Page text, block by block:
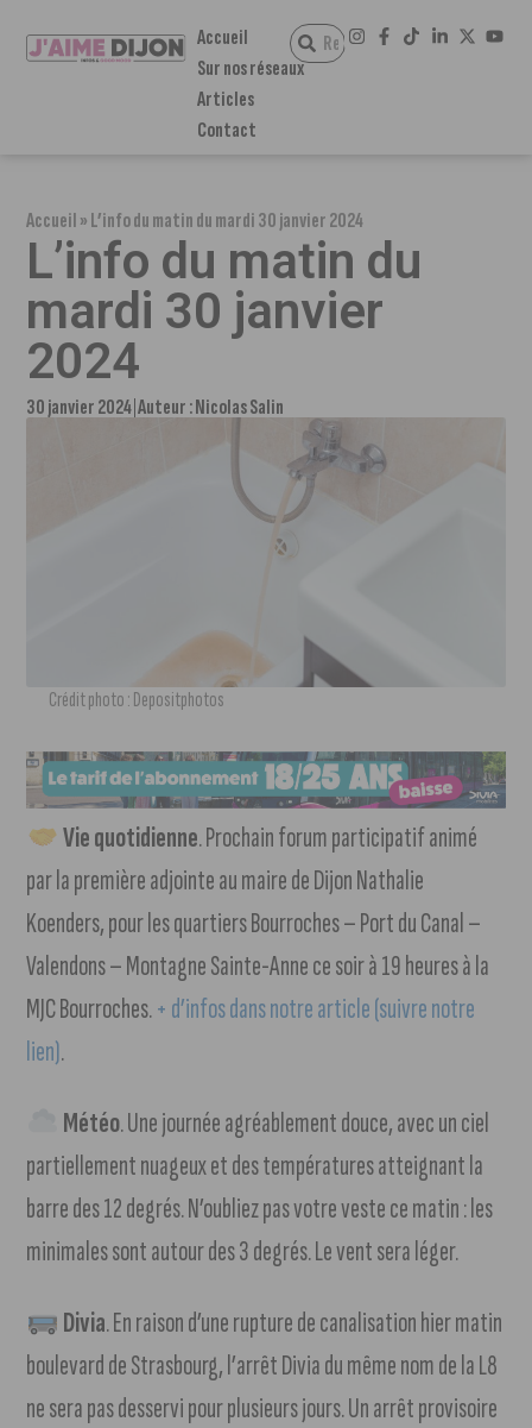
Accueil
Sur nos réseaux
Articles
Contact
Accueil»L’info du matin du mardi 30 janvier 2024
L’info du matin du
mardi 30 janvier
2024
30 janvier 2024 Auteur :Nicolas Salin
Crédit photo : Depositphotos
Vie quotidienne. Prochain forum participatif animé
par la première adjointe au maire de Dijon Nathalie
Koenders, pour les quartiers Bourroches – Port du Canal –
Valendons – Montagne Sainte-Anne ce soir à 19 heures à la
MJC Bourroches.+ d’infos dans notre article (suivre notre
lien).
Météo. Une journée agréablement douce, avec un ciel
partiellement nuageux et des températures atteignant la
barre des 12 degrés. N’oubliez pas votre veste ce matin : les
minimales sont autour des 3 degrés. Le vent sera léger.
Divia. En raison d’une rupture de canalisation hier matin
boulevard de Strasbourg, l’arrêt Divia du même nom de la L8
ne sera pas desservi pour plusieurs jours. Un arrêt provisoire